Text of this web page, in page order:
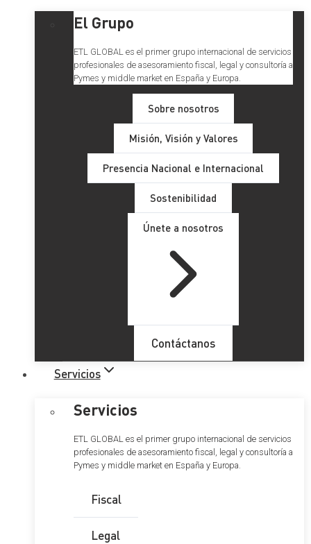
El Grupo
ETL GLOBAL es el primer grupo internacional de servicios
profesionales de asesoramiento fiscal, legal y consultoría a
Pymes y middle market en España y Europa.
Sobre nosotros
Misión, Visión y Valores
Presencia Nacional e Internacional
Sostenibilidad
Únete a nosotros
Contáctanos
Servicios
Servicios
ETL GLOBAL es el primer grupo internacional de servicios
profesionales de asesoramiento fiscal, legal y consultoría a
Pymes y middle market en España y Europa.
Fiscal
Legal